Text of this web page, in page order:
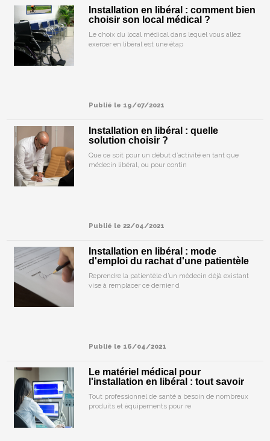
Installation en libéral : comment bien
choisir son local médical ?
Le choix du local médical dans lequel vous allez
exercer en libéral est une étap
Publié le 19/07/2021
Installation en libéral : quelle
solution choisir ?
Que ce soit pour un début d’activité en tant que
médecin libéral, ou pour contin
Publié le 22/04/2021
Installation en libéral : mode
d'emploi du rachat d'une patientèle
Reprendre la patientèle d’un médecin déjà existant
vise à remplacer ce dernier d
Publié le 16/04/2021
Le matériel médical pour
l'installation en libéral : tout savoir
Tout professionnel de santé a besoin de nombreux
produits et équipements pour re